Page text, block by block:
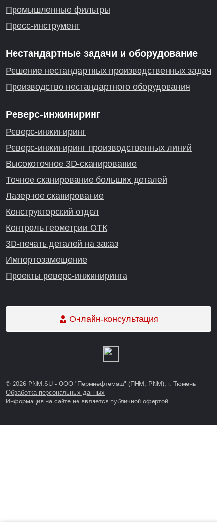
Промышленные фильтры
Пресс-инструмент
Нестандартные задачи и оборудование
Решение нестандартных производственных задач
Производство нестандартного оборудования
Реверс-инжиниринг
Реверс-инжиниринг
Реверс-инжиниринг производственных линий
Высокоточное 3D-сканирование
Точное сканирование больших деталей
Лазерное сканирование
Конструкторский отдел
Контроль геометрии ОТК
3D-печать деталей на заказ
Импортозамещение
Проекты реверс-инжиниринга
© 2026 PNM.SU - ООО "Пермнефтемаш" (ПНМ, PNM), г. Тюмень
Обработка персональных данных
Информация на сайте не является публичной офертой
Онлайн-консультация